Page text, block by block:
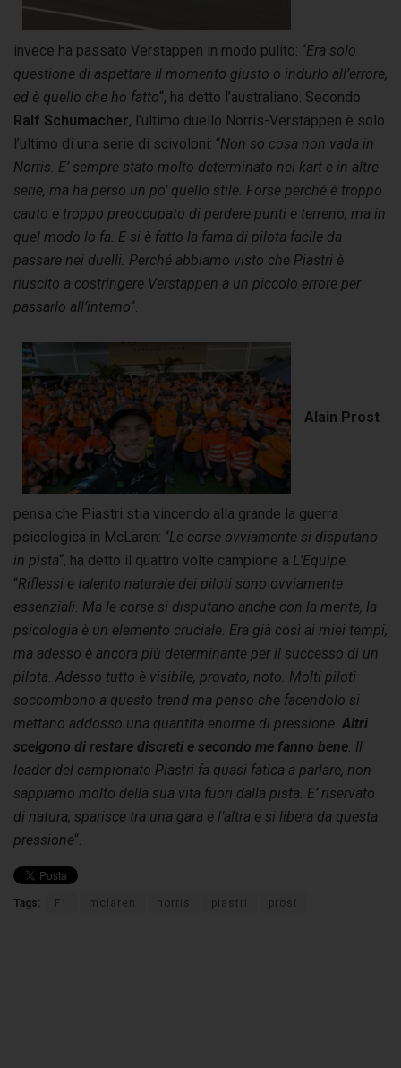
invece ha passato Verstappen in modo pulito: “Era solo
questione di aspettare il momento giusto o indurlo all’errore,
ed è quello che ho fatto“, ha detto l’australiano. Secondo
Ralf Schumacher, l’ultimo duello Norris-Verstappen è solo
l’ultimo di una serie di scivoloni: “Non so cosa non vada in
Norris. E’ sempre stato molto determinato nei kart e in altre
serie, ma ha perso un po’ quello stile. Forse perché è troppo
cauto e troppo preoccupato di perdere punti e terreno, ma in
quel modo lo fa. E si è fatto la fama di pilota facile da
passare nei duelli. Perché abbiamo visto che Piastri è
riuscito a costringere Verstappen a un piccolo errore per
passarlo all’interno“.
Alain Prost
pensa che Piastri stia vincendo alla grande la guerra
psicologica in McLaren: “Le corse ovviamente si disputano
in pista“, ha detto il quattro volte campione a L’Equipe
“Riflessi e talento naturale dei piloti sono ovviamente
essenziali. Ma le corse si disputano anche con la mente, la
psicologia è un elemento cruciale. Era già così ai miei tempi,
ma adesso è ancora più determinante per il successo di un
pilota. Adesso tutto è visibile, provato, noto. Molti piloti
soccombono a questo trend ma penso che facendolo si
mettano addosso una quantità enorme di pressione. Altri
scelgono di restare discreti e secondo me fanno bene . Il
leader del campionato Piastri fa quasi fatica a parlare, non
sappiamo molto della sua vita fuori dalla pista. E’ riservato
di natura, sparisce tra una gara e l’altra e si libera da questa
pressione“.
Tags: F1 mclaren norris piastri prost